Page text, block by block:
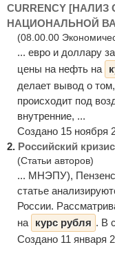
CURRENCY
НАЦИОНАЛЬНОЙ
(08.00.00
... евро и доллару
цены на нефть на
делает вывод о
происходит под
внутренние, ...
Создано 15 ноября
2. Российский
(Статьи авторов)
... МНЭПУ),
статье
России.
на
курс рубля . В
Создано 11 января